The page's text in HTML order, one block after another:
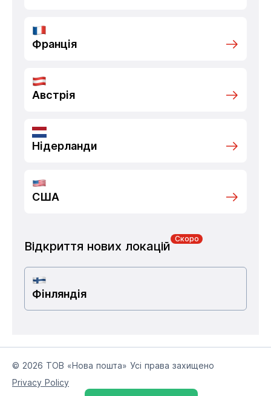
Франція
Австрія
Нідерланди
США
Відкриття нових локацій
Скоро
Фінляндія
© 2026 ТОВ «Нова пошта» Усі права захищено
Privacy Policy